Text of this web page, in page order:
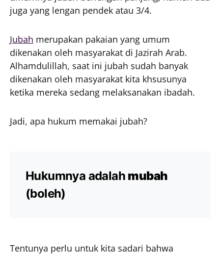
juga yang lengan pendek atau 3/4.
Jubah merupakan pakaian yang umum
dikenakan oleh masyarakat di Jazirah Arab.
Alhamdulillah, saat ini jubah sudah banyak
dikenakan oleh masyarakat kita khsusunya
ketika mereka sedang melaksanakan ibadah.
Jadi, apa hukum memakai jubah?
Hukumnya adalah mubah
(boleh)
Tentunya perlu untuk kita sadari bahwa